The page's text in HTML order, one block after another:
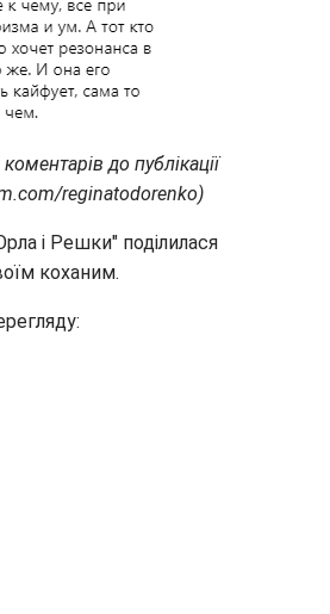
до публікації
reginatodorenko)
і Решки" поділилася
коханим.